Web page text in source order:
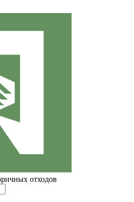
отходов